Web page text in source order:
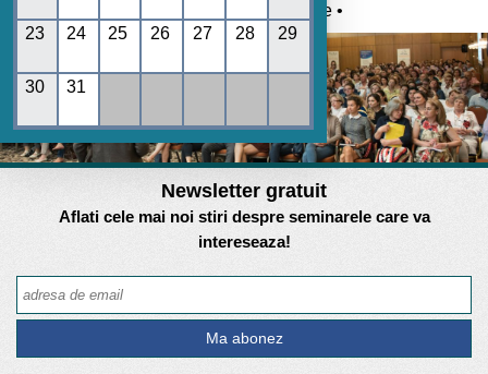
Umane • REGES online •
Newsletter gratuit
Aflati cele mai noi stiri despre seminarele care va
intereseaza!
23 24 25 26 27 28 29
30 31